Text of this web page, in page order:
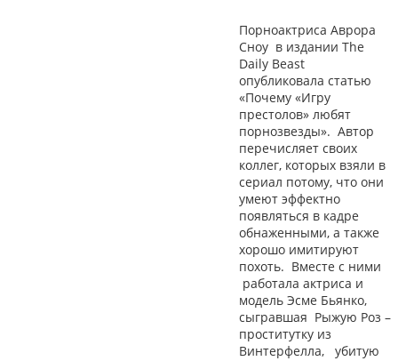
Порноактриса Аврора
Сноу в издании The
Daily Beast
опубликовала статью
«Почему «Игру
престолов» любят
порнозвезды». Автор
перечисляет своих
коллег, которых взяли в
сериал потому, что они
умеют эффектно
появляться в кадре
обнаженными, а также
хорошо имитируют
похоть. Вместе с ними
работала актриса и
модель Эсме Бьянко,
сыгравшая Рыжую Роз –
проститутку из
Винтерфелла, убитую